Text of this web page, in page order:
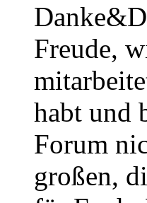
Freude,
habt und
Forum
großen,